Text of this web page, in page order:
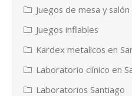
Juegos de mesa y salón
Juegos inflables
Kardex metalicos en
Laboratorio clínico en
Laboratorios Santiago